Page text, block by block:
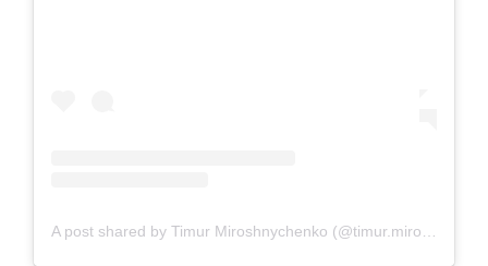
A post shared by Timur Miroshnychenko (@timur.miroshnychenko)